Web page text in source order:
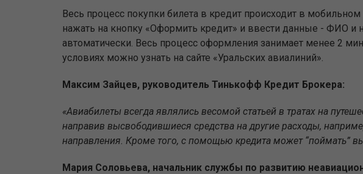
Весь процесс покупки билета в кредит происходит в
нажать на кнопку «Оформить кредит» и ввести данные - ФИО и
автоматически. Весь процесс оформления занимает менее 2
условиях можно узнать на сайте «Уральских авиалиний».
Максим Зайцев, руководитель Тинькофф Кредит Брокера:
«Авиабилеты всегда являлись весомой статьей в тратах на
направив высвободившиеся средства на другие расходы,
направления. Кроме того, с помощью кредита может “поймать”
Мария Соловьева, начальник службы по развитию